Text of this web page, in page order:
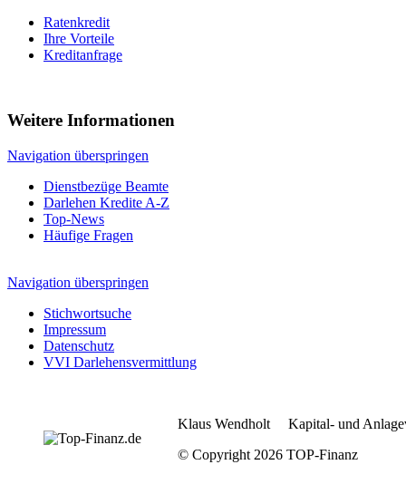
Ratenkredit
Ihre Vorteile
Kreditanfrage
Weitere Informationen
Navigation überspringen
Dienstbezüge Beamte
Darlehen Kredite A-Z
Top-News
Häufige Fragen
Navigation überspringen
Stichwortsuche
Impressum
Datenschutz
VVI Darlehensvermittlung
Klaus Wendholt Kapital- und
© Copyright 2026 TOP-Finanz